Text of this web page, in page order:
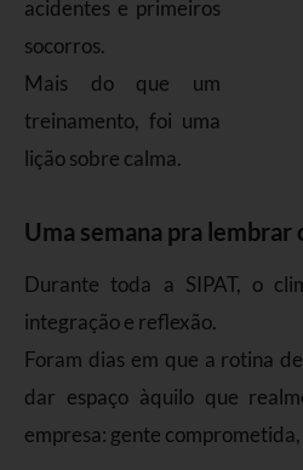
acidentes e primeiros
socorros.
Mais do que um
treinamento, foi uma
lição sobre calma.
Uma semana pra lembrar
Durante toda a SIPAT, o
integração e reflexão.
Foram dias em que a rotina
dar espaço àquilo que
empresa: gente